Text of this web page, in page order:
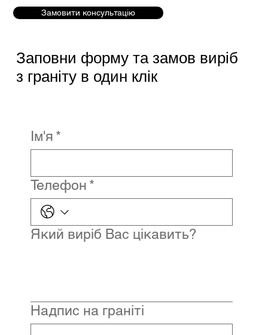
Замовити консультацію
Заповни форму та замов виріб
з граніту в один клік
Ім'я *
Телефон *
Який виріб Вас цікавить?
Надпис на граніті